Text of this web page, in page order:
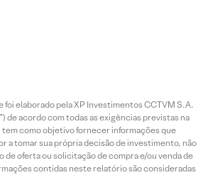
foi elaborado pela XP Investimentos CCTVM S.A.
de acordo com todas as exigências previstas na
como objetivo fornecer informações que
a tomar sua própria decisão de investimento, não
oferta ou solicitação de compra e/ou venda de
contidas neste relatório são consideradas